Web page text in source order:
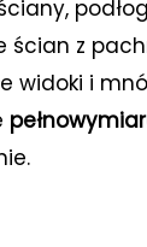
ścian z
widoki i